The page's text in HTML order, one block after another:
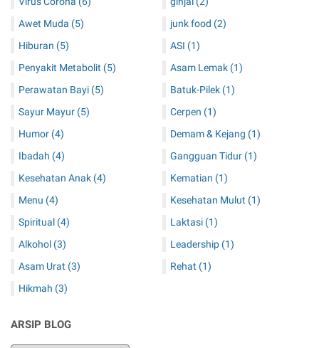
Awet Muda (5)
Hiburan (5)
Penyakit Metabolit (5)
Perawatan Bayi (5)
Sayur Mayur (5)
Humor (4)
Ibadah (4)
Kesehatan Anak (4)
Menu (4)
Spiritual (4)
Alkohol (3)
Asam Urat (3)
Hikmah (3)
junk food (2)
ASI (1)
Asam Lemak (1)
Batuk-Pilek (1)
Cerpen (1)
Demam & Kejang (1)
Gangguan Tidur (1)
Kematian (1)
Kesehatan Mulut (1)
Laktasi (1)
Leadership (1)
Rehat (1)
ARSIP BLOG